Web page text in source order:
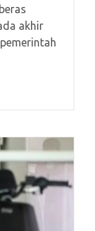
akhir